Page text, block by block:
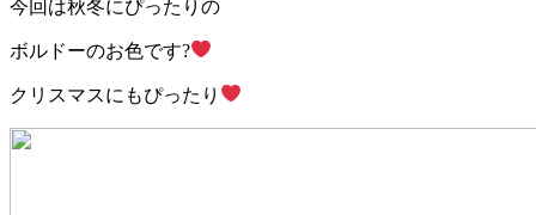
今回は秋冬にぴったりの
ボルドーのお色です?
クリスマスにもぴったり